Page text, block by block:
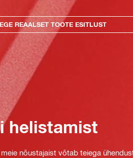
REAALSET TOOTE ESITLUST
helistamist
nõustajaist võtab teiega